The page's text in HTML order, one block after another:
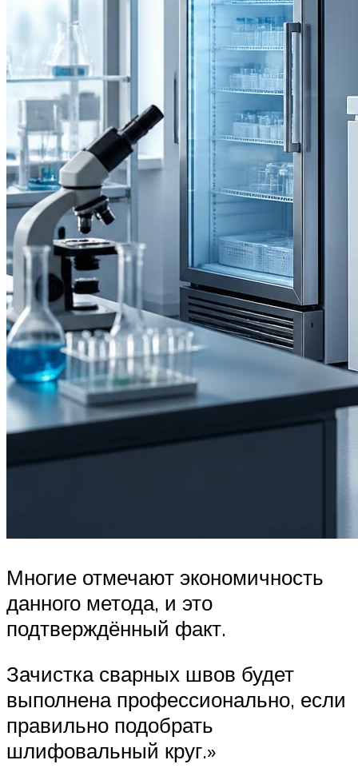
Многие отмечают экономичность
данного метода, и это
подтверждённый факт.
Зачистка сварных швов будет
выполнена профессионально, если
правильно подобрать
шлифовальный круг.»